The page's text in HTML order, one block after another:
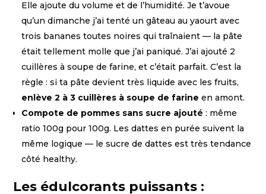
Elle ajoute du volume et de l’humidité. Je t’avoue
qu’un dimanche j’ai tenté un gâteau au yaourt avec
trois bananes toutes noires qui traînaient — la pâte
était tellement molle que j’ai paniqué. J’ai ajouté 2
cuillères à soupe de farine, et c’était parfait. C’est la
règle : si ta pâte devient très liquide avec les fruits,
enlève 2 à 3 cuillères à soupe de farine en amont.
Compote de pommes sans sucre ajouté : même
ratio 100g pour 100g. Les dattes en purée suivent la
même logique — le sucre de dattes est très tendance
côté healthy.
Les édulcorants puissants :